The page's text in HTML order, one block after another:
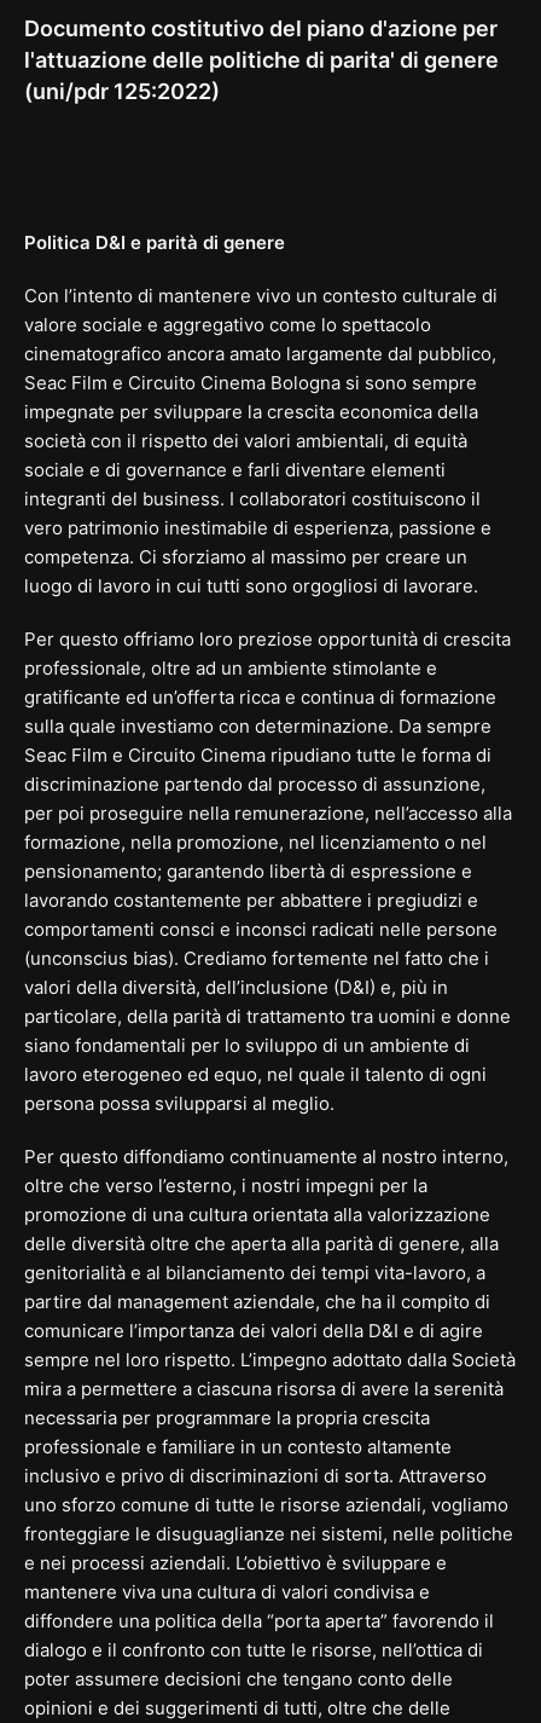
Documento costitutivo del piano d'azione per
l'attuazione delle politiche di parita' di genere
(uni/pdr 125:2022)
Politica D&I e parità di genere
Con l’intento di mantenere vivo un contesto culturale di
valore sociale e aggregativo come lo spettacolo
cinematografico ancora amato largamente dal pubblico,
Seac Film e Circuito Cinema Bologna si sono sempre
impegnate per sviluppare la crescita economica della
società con il rispetto dei valori ambientali, di equità
sociale e di governance e farli diventare elementi
integranti del business. I collaboratori costituiscono il
vero patrimonio inestimabile di esperienza, passione e
competenza. Ci sforziamo al massimo per creare un
luogo di lavoro in cui tutti sono orgogliosi di lavorare.
Per questo offriamo loro preziose opportunità di crescita
professionale, oltre ad un ambiente stimolante e
gratificante ed un’offerta ricca e continua di formazione
sulla quale investiamo con determinazione. Da sempre
Seac Film e Circuito Cinema ripudiano tutte le forma di
discriminazione partendo dal processo di assunzione,
per poi proseguire nella remunerazione, nell’accesso alla
formazione, nella promozione, nel licenziamento o nel
pensionamento; garantendo libertà di espressione e
lavorando costantemente per abbattere i pregiudizi e
comportamenti consci e inconsci radicati nelle persone
(unconscius bias). Crediamo fortemente nel fatto che i
valori della diversità, dell’inclusione (D&I) e, più in
particolare, della parità di trattamento tra uomini e donne
siano fondamentali per lo sviluppo di un ambiente di
lavoro eterogeneo ed equo, nel quale il talento di ogni
persona possa svilupparsi al meglio.
Per questo diffondiamo continuamente al nostro interno,
oltre che verso l’esterno, i nostri impegni per la
promozione di una cultura orientata alla valorizzazione
delle diversità oltre che aperta alla parità di genere, alla
genitorialità e al bilanciamento dei tempi vita-lavoro, a
partire dal management aziendale, che ha il compito di
comunicare l’importanza dei valori della D&I e di agire
sempre nel loro rispetto. L’impegno adottato dalla Società
mira a permettere a ciascuna risorsa di avere la serenità
necessaria per programmare la propria crescita
professionale e familiare in un contesto altamente
inclusivo e privo di discriminazioni di sorta. Attraverso
uno sforzo comune di tutte le risorse aziendali, vogliamo
fronteggiare le disuguaglianze nei sistemi, nelle politiche
e nei processi aziendali. L’obiettivo è sviluppare e
mantenere viva una cultura di valori condivisa e
diffondere una politica della “porta aperta” favorendo il
dialogo e il confronto con tutte le risorse, nell’ottica di
poter assumere decisioni che tengano conto delle
opinioni e dei suggerimenti di tutti, oltre che delle